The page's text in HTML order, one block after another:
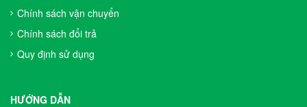
Chính sách vận chuyển
Chính sách đổi trả
Quy định sử dụng
HƯỚNG DẪN